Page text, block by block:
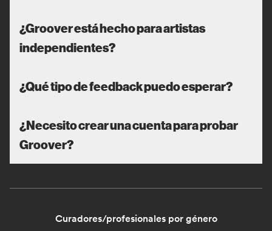
¿Groover está hecho para artistas
independientes?
¿Qué tipo de feedback puedo esperar?
¿Necesito crear una cuenta para probar
Groover?
Curadores/profesionales por género